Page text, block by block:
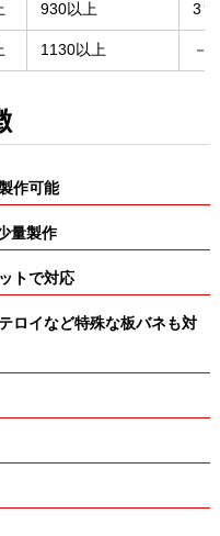
930以上 3％
1130以上 －
作可能
量製作
トで対応
ロイなど特殊な板バネも対